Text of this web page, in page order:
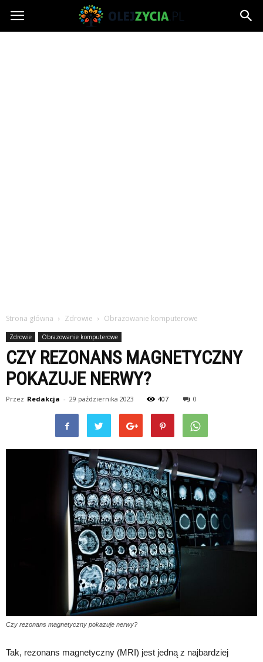
OlejZycia.pl
Strona główna Zdrowie Obrazowanie komputerowe
Zdrowie Obrazowanie komputerowe
CZY REZONANS MAGNETYCZNY
POKAZUJE NERWY?
Przez Redakcja - 29 października 2023 407 0
Czy rezonans magnetyczny pokazuje nerwy?
Tak, rezonans magnetyczny (MRI) jest jedną z najbardziej